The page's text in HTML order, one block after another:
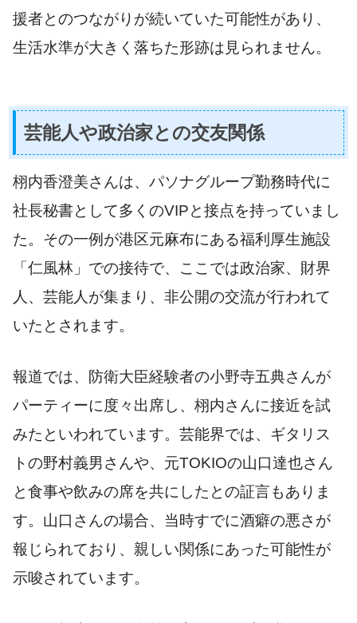
援者とのつながりが続いていた可能性があり、
生活水準が大きく落ちた形跡は見られません。
芸能人や政治家との交友関係
栩内香澄美さんは、パソナグループ勤務時代に
社長秘書として多くのVIPと接点を持っていまし
た。その一例が港区元麻布にある福利厚生施設
「仁風林」での接待で、ここでは政治家、財界
人、芸能人が集まり、非公開の交流が行われて
いたとされます。
報道では、防衛大臣経験者の小野寺五典さんが
パーティーに度々出席し、栩内さんに接近を試
みたといわれています。芸能界では、ギタリス
トの野村義男さんや、元TOKIOの山口達也さん
と食事や飲みの席を共にしたとの証言もありま
す。山口さんの場合、当時すでに酒癖の悪さが
報じられており、親しい関係にあった可能性が
示唆されています。